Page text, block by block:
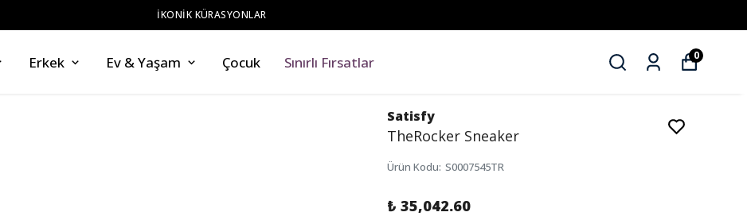
ZAHMETSİZ STİL
Erkek Ev & Yaşam Çocuk Sınırlı Fırsatlar 0
Satisfy
TheRocker Sneaker
Ürün Kodu: S0007545TR
₺ 35,042.60